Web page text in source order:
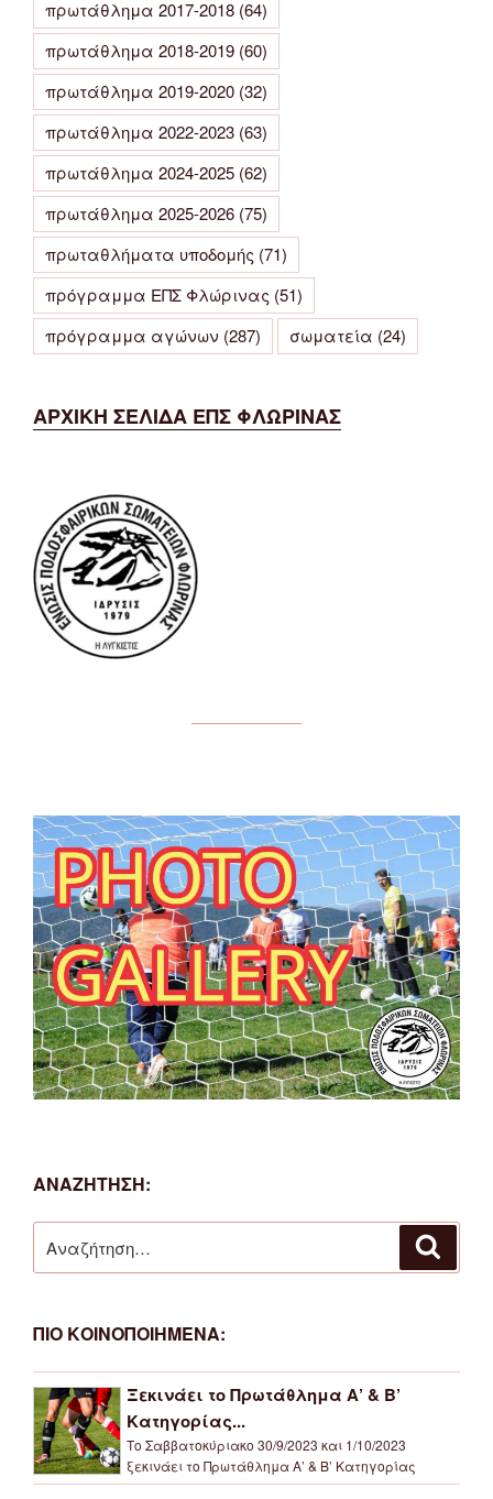
πρωτάθλημα 2017-2018 (64)
πρωτάθλημα 2018-2019 (60)
πρωτάθλημα 2019-2020 (32)
πρωτάθλημα 2022-2023 (63)
πρωτάθλημα 2024-2025 (62)
πρωτάθλημα 2025-2026 (75)
πρωταθλήματα υποδομής (71)
πρόγραμμα ΕΠΣ Φλώρινας (51)
πρόγραμμα αγώνων (287) σωματεία (24)
ΑΡΧΙΚΗ ΣΕΛΙΔΑ ΕΠΣ ΦΛΩΡΙΝΑΣ
ΑΝΑΖΗΤΗΣΗ:
για:
ΠΙΟ ΚΟΙΝΟΠΟΙΗΜΕΝΑ:
Ξεκινάει το Πρωτάθλημα Α’ & Β’
Κατηγορίας...
Το Σαββατοκύριακο 30/9/2023 και 1/10/2023
ξεκινάει το Πρωτάθλημα Α’ & Β’ Κατηγορίας